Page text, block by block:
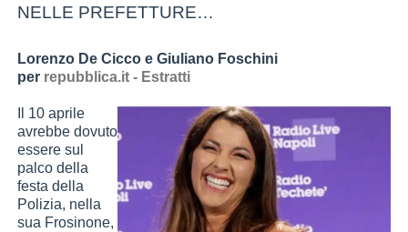
NELLE PREFETTURE…
Lorenzo De Cicco e Giuliano Foschini
per repubblica.it - Estratti
Il 10 aprile
avrebbe dovuto
essere sul
palco della
festa della
Polizia, nella
sua Frosinone,